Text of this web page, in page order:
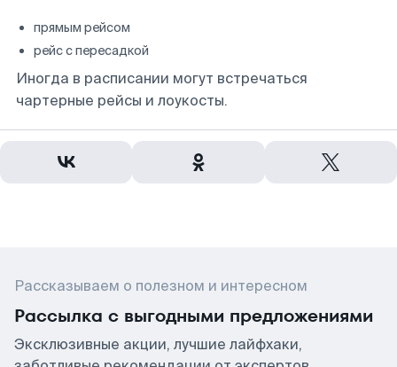
прямым рейсом
рейс с пересадкой
Иногда в расписании могут встречаться
чартерные рейсы и лоукосты.
Рассказываем о полезном и интересном
Рассылка с выгодными предложениями
Эксклюзивные акции, лучшие лайфхаки,